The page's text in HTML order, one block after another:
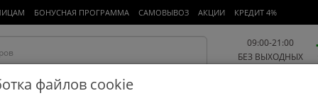
БОНУСНАЯ ПРОГРАММА САМОВЫВОЗ АКЦИИ КРЕДИТ 4%
09:00-21:00
БЕЗ ВЫХОДНЫХ
файлов cookie